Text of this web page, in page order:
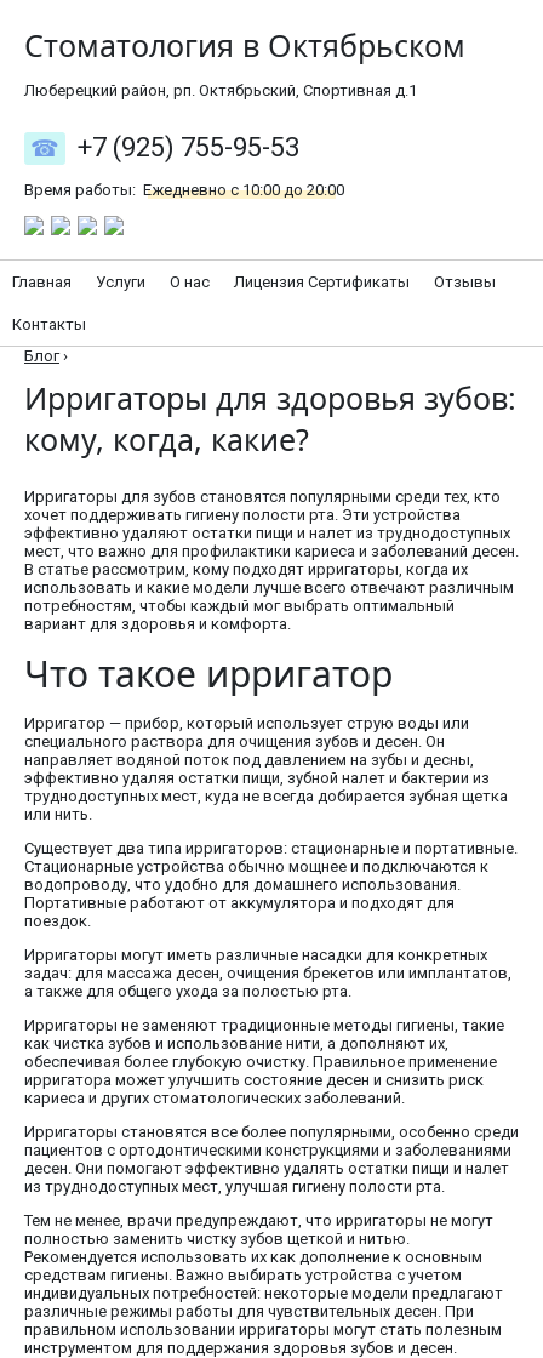
Стоматология в Октябрьском
Люберецкий район, рп. Октябрьский, Спортивная д.1
+7 (925) 755-95-53
Время работы: Ежедневно с 10:00 до 20:00
Главная Услуги О нас Лицензия Сертификаты Отзывы
Контакты
Блог ›
Ирригаторы для здоровья зубов:
кому, когда, какие?
Ирригаторы для зубов становятся популярными среди тех, кто
хочет поддерживать гигиену полости рта. Эти устройства
эффективно удаляют остатки пищи и налет из труднодоступных
мест, что важно для профилактики кариеса и заболеваний десен.
В статье рассмотрим, кому подходят ирригаторы, когда их
использовать и какие модели лучше всего отвечают различным
потребностям, чтобы каждый мог выбрать оптимальный
вариант для здоровья и комфорта.
Что такое ирригатор
Ирригатор — прибор, который использует струю воды или
специального раствора для очищения зубов и десен. Он
направляет водяной поток под давлением на зубы и десны,
эффективно удаляя остатки пищи, зубной налет и бактерии из
труднодоступных мест, куда не всегда добирается зубная щетка
или нить.
Существует два типа ирригаторов: стационарные и портативные.
Стационарные устройства обычно мощнее и подключаются к
водопроводу, что удобно для домашнего использования.
Портативные работают от аккумулятора и подходят для
поездок.
Ирригаторы могут иметь различные насадки для конкретных
задач: для массажа десен, очищения брекетов или имплантатов,
а также для общего ухода за полостью рта.
Ирригаторы не заменяют традиционные методы гигиены, такие
как чистка зубов и использование нити, а дополняют их,
обеспечивая более глубокую очистку. Правильное применение
ирригатора может улучшить состояние десен и снизить риск
кариеса и других стоматологических заболеваний.
Ирригаторы становятся все более популярными, особенно среди
пациентов с ортодонтическими конструкциями и заболеваниями
десен. Они помогают эффективно удалять остатки пищи и налет
из труднодоступных мест, улучшая гигиену полости рта.
Тем не менее, врачи предупреждают, что ирригаторы не могут
полностью заменить чистку зубов щеткой и нитью.
Рекомендуется использовать их как дополнение к основным
средствам гигиены. Важно выбирать устройства с учетом
индивидуальных потребностей: некоторые модели предлагают
различные режимы работы для чувствительных десен. При
правильном использовании ирригаторы могут стать полезным
инструментом для поддержания здоровья зубов и десен.